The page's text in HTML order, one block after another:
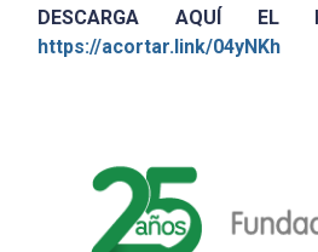
DESCARGA AQUÍ EL
https://acortar.link/04yNKh